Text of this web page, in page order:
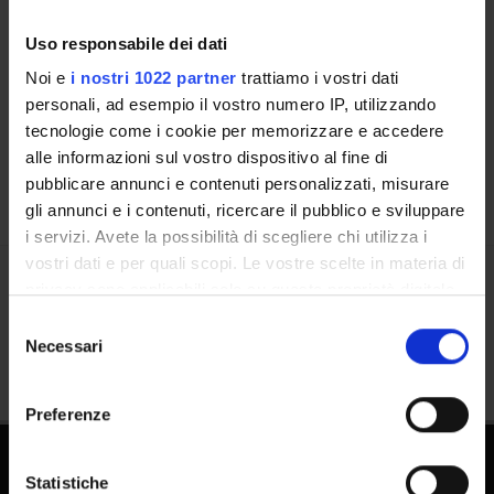
Uso responsabile dei dati
Noi e i nostri 1022 partner trattiamo i vostri dati
personali, ad esempio il vostro numero IP, utilizzando
tecnologie come i cookie per memorizzare e accedere
alle informazioni sul vostro dispositivo al fine di
pubblicare annunci e contenuti personalizzati, misurare
gli annunci e i contenuti, ricercare il pubblico e sviluppare
i servizi. Avete la possibilità di scegliere chi utilizza i
vostri dati e per quali scopi. Le vostre scelte in materia di
modificare o revocare il proprio consenso in qualsiasi
momento dalla Dichiarazione sui cookie o facendo clic
raccogliere informazioni sulla tua posizione
delNecessari
Preferenze
Statistiche
Persone
Luoghi
Calendario
Condividi